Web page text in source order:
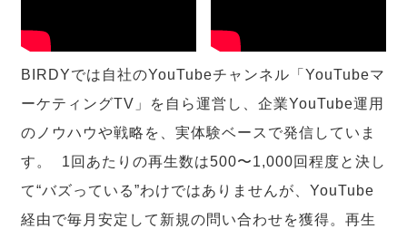
BIRDYでは自社のYouTubeチャンネル「YouTubeマ
ーケティングTV」を自ら運営し、企業YouTube運用
のノウハウや戦略を、実体験ベースで発信していま
す。 1回あたりの再生数は500〜1,000回程度と決し
て“バズっている”わけではありませんが、YouTube
経由で毎月安定して新規の問い合わせを獲得。再生